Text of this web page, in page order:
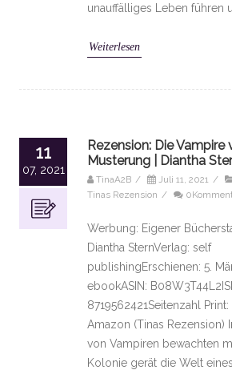
unauffälliges Leben führen
Weiterlesen
11
07, 2021
Rezension: Die Vampire
Musterung | Diantha
TinaA2B / Juli 11, 2021 /
Tinas Rezension /
Werbung: Eigener
Diantha SternVerlag: self
publishingErschienen: 5.
ebookASIN:
8719562421Seitenzahl Print:
Amazon (Tinas Rezension)
von Vampiren bewachten
Kolonie gerät die Welt